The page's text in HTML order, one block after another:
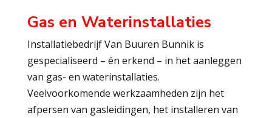
Gas en Waterinstallaties
Installatiebedrijf Van Buuren Bunnik is
gespecialiseerd – én erkend – in het aanleggen
van gas- en waterinstallaties.
Veelvoorkomende werkzaamheden zijn het
afpersen van gasleidingen, het installeren van